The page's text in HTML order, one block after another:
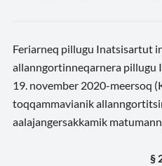
Feriarneq pillugu Inatsisartut
allanngortinneqarnera pillugu
19. november 2020-meersoq
toqqammavianik
aalajangersakkamik
§